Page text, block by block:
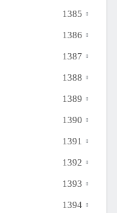
1385
1386
1387
1388
1389
1390
1391
1392
1393
1394